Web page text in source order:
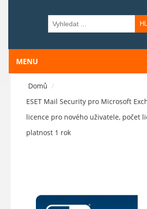
MENU
Domů /
ESET Mail Security pro Microsoft
licence pro nového uživatele, počet
platnost 1 rok